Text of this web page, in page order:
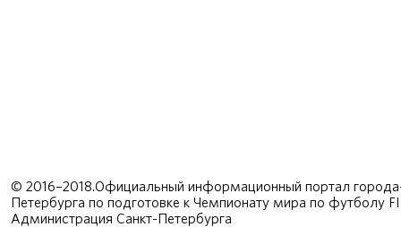
© 2016–2018.Официальный информационный портал
Петербурга по подготовке к Чемпионату мира по футболу
Администрация Санкт-Петербурга